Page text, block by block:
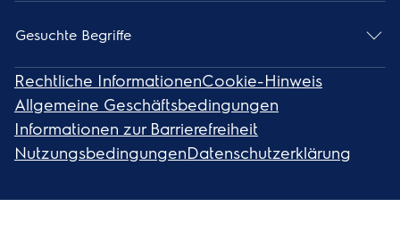
Gesuchte Begriffe
Rechtliche InformationenCookie-Hinweis
Allgemeine Geschäftsbedingungen
Informationen zur Barrierefreiheit
NutzungsbedingungenDatenschutzerklärung